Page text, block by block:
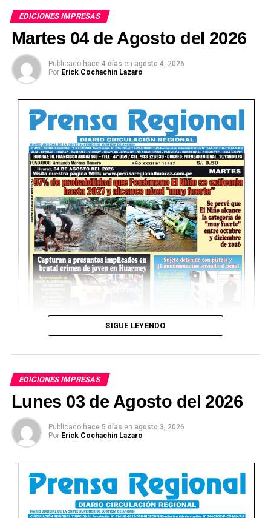
EDICIONES IMPRESAS
Martes 04 de Agosto del 2026
Publicado hace 4 días en agosto 4, 2026
Por Erick Cochachin Lazaro
SIGUE LEYENDO
EDICIONES IMPRESAS
Lunes 03 de Agosto del 2026
Publicado hace 5 días en agosto 3, 2026
Por Erick Cochachin Lazaro